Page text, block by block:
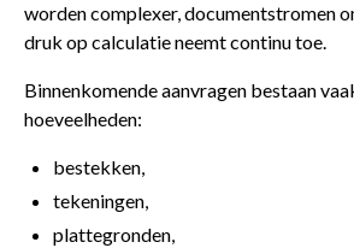
worden complexer, documentstromen
druk op calculatie neemt continu toe.
Binnenkomende aanvragen bestaan
hoeveelheden:
bestekken,
tekeningen,
plattegronden,